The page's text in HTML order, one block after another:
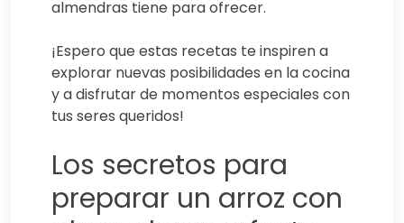
almendras tiene para ofrecer.
¡Espero que estas recetas te inspiren a
explorar nuevas posibilidades en la cocina
y a disfrutar de momentos especiales con
tus seres queridos!
Los secretos para
preparar un arroz con